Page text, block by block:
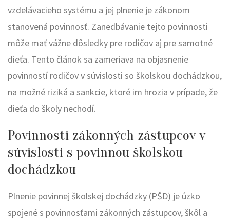
vzdelávacieho systému a jej plnenie je zákonom
stanovená povinnosť. Zanedbávanie tejto povinnosti
môže mať vážne dôsledky pre rodičov aj pre samotné
dieťa. Tento článok sa zameriava na objasnenie
povinností rodičov v súvislosti so školskou dochádzkou,
na možné riziká a sankcie, ktoré im hrozia v prípade, že
dieťa do školy nechodí.
Povinnosti zákonných zástupcov v
súvislosti s povinnou školskou
dochádzkou
Plnenie povinnej školskej dochádzky (PŠD) je úzko
spojené s povinnosťami zákonných zástupcov, škôl a